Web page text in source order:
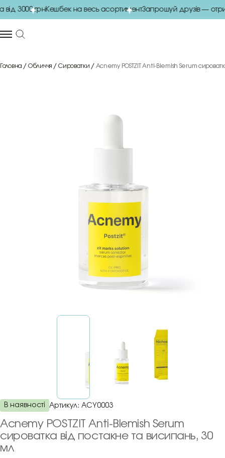
3000 грнКешбек на весь асортиментЗапрошуй друзів —
Головна Обличчя Сироватки Acnemy POSTZIT Anti-Blemish Serum
В наявності Артикул: ACY0003
Acnemy POSTZIT Anti-Blemish Serum
сироватка від постакне та висипань, 30
мл